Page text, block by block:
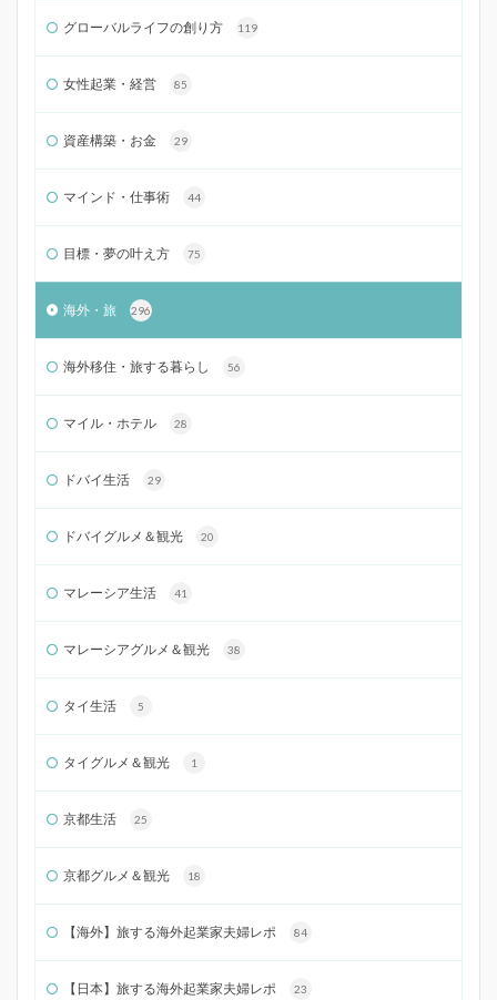
グローバルライフの創り方 119
女性起業・経営 85
資産構築・お金 29
マインド・仕事術 44
目標・夢の叶え方 75
海外・旅 296
海外移住・旅する暮らし 56
マイル・ホテル 28
ドバイ生活 29
ドバイグルメ＆観光 20
マレーシア生活 41
マレーシアグルメ＆観光 38
タイ生活 5
タイグルメ＆観光 1
京都生活 25
京都グルメ＆観光 18
【海外】旅する海外起業家夫婦レポ 84
【日本】旅する海外起業家夫婦レポ 23